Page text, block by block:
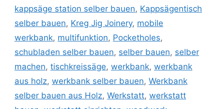
kappsäge station selber bauen, Kappsägentisch
selber bauen, Kreg Jig Joinery, mobile
werkbank, multifunktion, Pocketholes,
schubladen selber bauen, selber bauen, selber
machen, tischkreissäge, werkbank, werkbank
aus holz, werkbank selber bauen, Werkbank
selber bauen aus Holz, Werkstatt, werkstatt